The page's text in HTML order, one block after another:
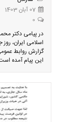
07 آبان 1403
0
در پیامی دکتر
اسلامی ایران،
گزارش روابط
این پیام آمده